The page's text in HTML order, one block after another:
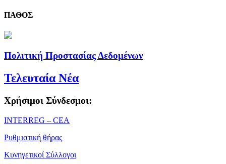
ΠΑΘΟΣ
Πολιτική Προστασίας Δεδομένων
Τελευταία Νέα
Χρήσιμοι Σύνδεσμοι:
ΙΝΤΕRREG – CEA
Ρυθμιστική θήρας
Κυνηγετικοί Σύλλογοι